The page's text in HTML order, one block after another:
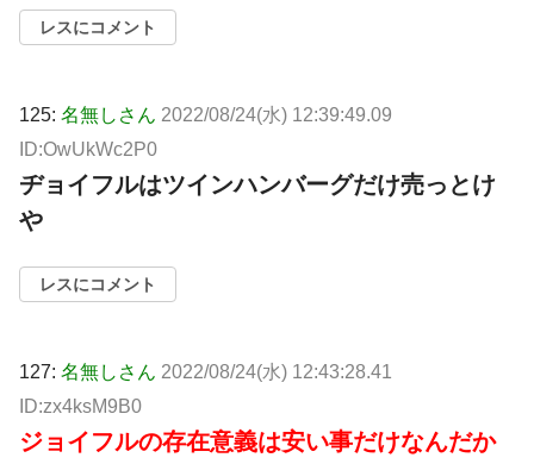
レスにコメント
125: 名無しさん 2022/08/24(水) 12:39:49.09
ID:OwUkWc2P0
ヂョイフルはツインハンバーグだけ売っとけ
や
レスにコメント
127: 名無しさん 2022/08/24(水) 12:43:28.41
ID:zx4ksM9B0
ジョイフルの存在意義は安い事だけなんだか